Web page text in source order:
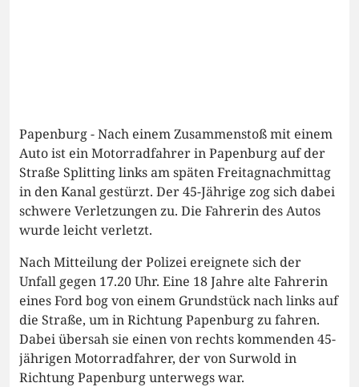
Papenburg - Nach einem Zusammenstoß mit einem
Auto ist ein Motorradfahrer in Papenburg auf der
Straße Splitting links am späten Freitagnachmittag
in den Kanal gestürzt. Der 45-Jährige zog sich dabei
schwere Verletzungen zu. Die Fahrerin des Autos
wurde leicht verletzt.
Nach Mitteilung der Polizei ereignete sich der
Unfall gegen 17.20 Uhr. Eine 18 Jahre alte Fahrerin
eines Ford bog von einem Grundstück nach links auf
die Straße, um in Richtung Papenburg zu fahren.
Dabei übersah sie einen von rechts kommenden 45-
jährigen Motorradfahrer, der von Surwold in
Richtung Papenburg unterwegs war.